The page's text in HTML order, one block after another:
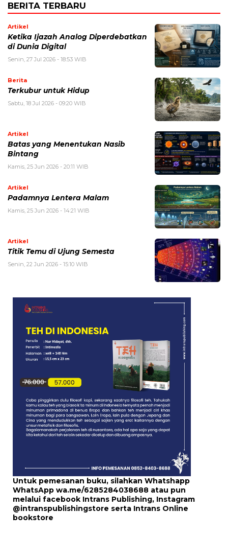
BERITA TERBARU
Artikel
Ketika Ijazah Analog Diperdebatkan
di Dunia Digital
Senin, 27 Jul 2026 - 18:53 WIB
Berita
Terkubur untuk Hidup
Sabtu, 18 Jul 2026 - 09:20 WIB
Artikel
Batas yang Menentukan Nasib
Bintang
Kamis, 25 Jun 2026 - 20:11 WIB
Artikel
Padamnya Lentera Malam
Kamis, 25 Jun 2026 - 14:21 WIB
Artikel
Titik Temu di Ujung Semesta
Senin, 22 Jun 2026 - 15:10 WIB
Untuk pemesanan buku, silahkan Whatshapp
WhatsApp wa.me/6285284038688 atau pun
melalui facebook Intrans Publishing, Instagram
@intranspublishingstore serta Intrans Online
bookstore